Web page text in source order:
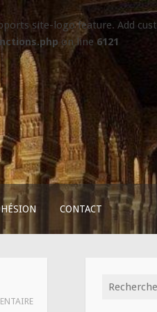
site-logo feature. Add
on line 6121
CONTACT